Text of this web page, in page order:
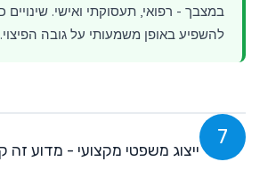
במצבך - רפואי, תעסוקתי ואישי. שינויים
להשפיע באופן משמעותי על גובה הפיצוי.
7
ייצוג משפטי מקצועי - מדוע זה